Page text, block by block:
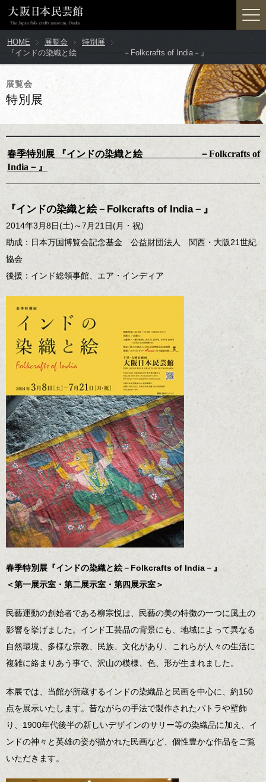
HOME 展覧会
特別展
『インドの染織と絵 －Folkcrafts of India－』
展覧会
特別展
春季特別展 『インドの染織と絵 －Folkcrafts of
India－』
『インドの染織と絵－Folkcrafts of India－』
2014年3月8日(土)～7月21日(月・祝)
助成：日本万国博覧会記念基金 公益財団法人 関西・大阪21世紀
協会
後援：インド総領事館、エア・インディア
春季特別展『インドの染織と絵－Folkcrafts of India－』
＜第一展示室・第二展示室・第四展示室＞
民藝運動の創始者である柳宗悦は、民藝の美の特徴の一つに風土の
影響を挙げました。インド工芸品の背景にも、地域によって異なる
自然環境、多様な宗教、民族、文化があり、これらが人々の生活に
複雑に絡まりあう事で、沢山の模様、色、形が生まれました。
本展では、当館が所蔵するインドの染織品と民画を中心に、約150
点を展示いたします。昔ながらの手法で製作されたパトラや壁飾
り、1900年代後半の新しいデザインのサリー等の染織品に加え、イ
ンドの神々と英雄の姿が描かれた民画など、個性豊かな作品をご覧
いただきます。